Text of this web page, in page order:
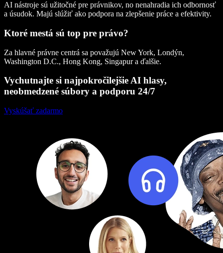
AI nástroje sú užitočné pre právnikov, no nenahradia ich odbornosť
a úsudok. Majú slúžiť ako podpora na zlepšenie práce a efektivity.
Ktoré mestá sú top pre právo?
Za hlavné právne centrá sa považujú New York, Londýn,
Washington D.C., Hong Kong, Singapur a ďalšie.
Vychutnajte si najpokročilejšie AI hlasy,
neobmedzené súbory a podporu 24/7
Vyskúšať zadarmo